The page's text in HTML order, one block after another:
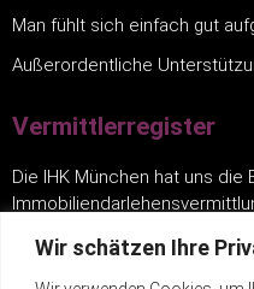
Wir schätzen Ihre
Man fühlt sich einfach gut
Außerordentliche
Vermittlerregister
Die IHK München hat uns die